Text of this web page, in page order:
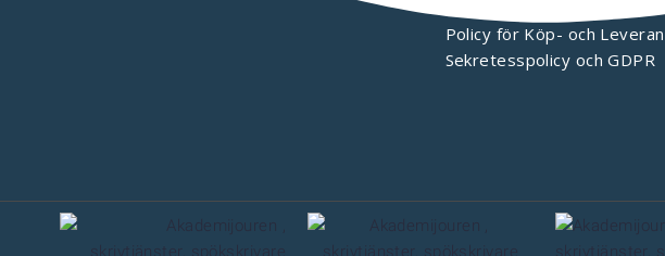
Policy för Köp- och
Sekretesspolicy och GDPR